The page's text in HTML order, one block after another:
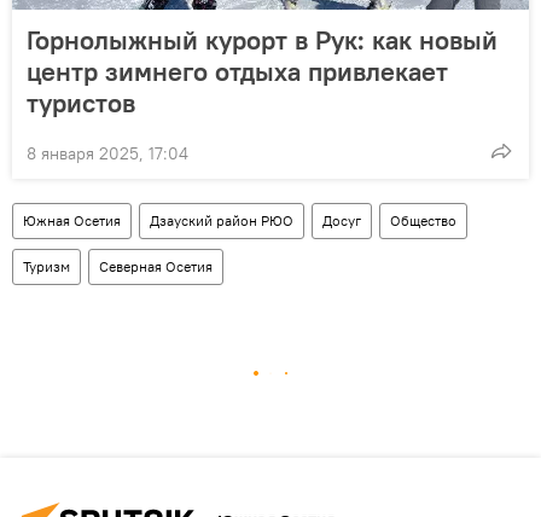
Горнолыжный курорт в Рук: как новый
центр зимнего отдыха привлекает
туристов
8 января 2025, 17:04
Южная Осетия Дзауский район РЮО Досуг Общество
Туризм Северная Осетия